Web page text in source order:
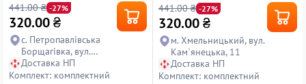
441.00 ₴ -27%
320.00₴
с. Петропавлівська
Борщагівка, вул.
Петропавлівська, 14
Доставка НП
Комплект: комплектний
441.00 ₴ -27%
320.00₴
м. Хмельницький, вул.
Кам`янецька, 11
Доставка НП
Комплект: комплектний